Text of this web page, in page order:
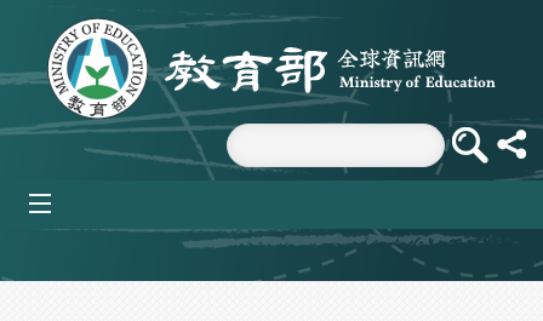
跳到主要內容區塊